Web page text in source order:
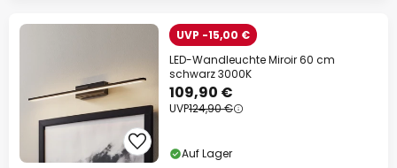
UVP -15,00 €
LED-Wandleuchte Miroir 60 cm
schwarz 3000K
109,90 €
UVP124,90 €
Auf Lager